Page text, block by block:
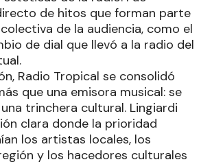
de hitos que forman parte
de la audiencia, como el
de dial que llevó a la radio del
Radio Tropical se consolidó
que una emisora musical: se
trinchera cultural. Lingiardi
clara donde la prioridad
los artistas locales, los
y los hacedores culturales